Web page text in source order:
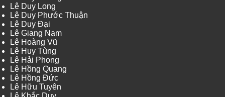
Lê Duy Long
Lê Duy Phước Thuận
Lê Duy Đại
Lê Giang Nam
Lê Hoàng Vũ
Lê Huy Tùng
Lê Hải Phong
Lê Hồng Quang
Lê Hồng Đức
Lê Hữu Tuyên